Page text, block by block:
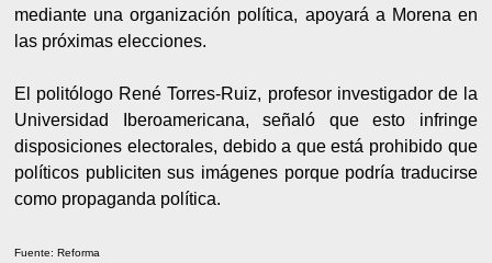
mediante una organización política, apoyará a Morena en
las próximas elecciones.
El politólogo René Torres-Ruiz, profesor investigador de la
Universidad Iberoamericana, señaló que esto infringe
disposiciones electorales, debido a que está prohibido que
políticos publiciten sus imágenes porque podría traducirse
como propaganda política.
Fuente: Reforma